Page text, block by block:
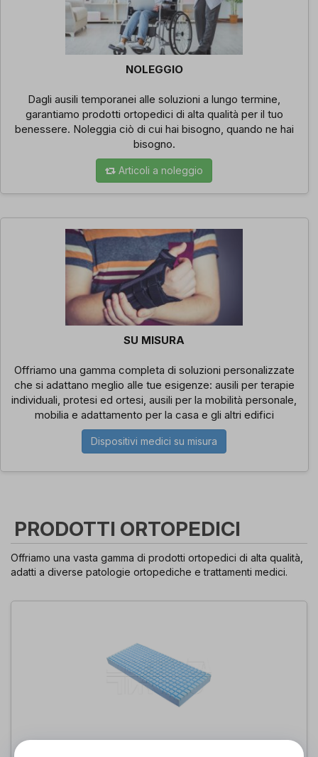
NOLEGGIO
Dagli ausili temporanei alle soluzioni a lungo termine,
garantiamo prodotti ortopedici di alta qualità per il tuo
benessere. Noleggia ciò di cui hai bisogno, quando ne hai
bisogno.
Articoli a noleggio
SU MISURA
Offriamo una gamma completa di soluzioni personalizzate
che si adattano meglio alle tue esigenze: ausili per terapie
individuali, protesi ed ortesi, ausili per la mobilità personale,
mobilia e adattamento per la casa e gli altri edifici
Dispositivi medici su misura
PRODOTTI ORTOPEDICI
Offriamo una vasta gamma di prodotti ortopedici di alta qualità,
adatti a diverse patologie ortopediche e trattamenti medici.